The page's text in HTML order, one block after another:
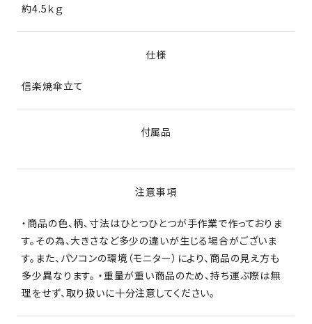
約4.5ｋｇ
仕様
信楽焼傘立て
付属品
注意事項
・商品の色、柄、寸法はひとつひとつが手作業で作っておりま
す。その為、大きさなど多少の違いが生じる場合がございま
す。また、パソコンの環境（モニター）により、商品の見え方も
多少異なります。 ・重量が重い商品のため、持ち運ぶ際は無
理をせず、取り扱いに十分注意してください。